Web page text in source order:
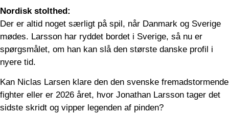
Nordisk stolthed:
Der er altid noget særligt på spil, når Danmark og Sverige
mødes. Larsson har ryddet bordet i Sverige, så nu er
spørgsmålet, om han kan slå den største danske profil i
nyere tid.
Kan Niclas Larsen klare den den svenske fremadstormende
fighter eller er 2026 året, hvor Jonathan Larsson tager det
sidste skridt og vipper legenden af pinden?